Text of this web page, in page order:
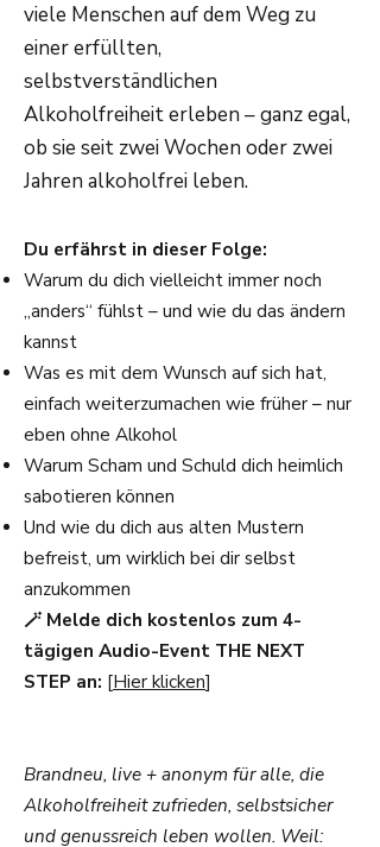
viele Menschen auf dem Weg zu
einer erfüllten,
selbstverständlichen
Alkoholfreiheit erleben – ganz egal,
ob sie seit zwei Wochen oder zwei
Jahren alkoholfrei leben.
Du erfährst in dieser Folge:
Warum du dich vielleicht immer noch
„anders“ fühlst – und wie du das ändern
kannst
Was es mit dem Wunsch auf sich hat,
einfach weiterzumachen wie früher – nur
eben ohne Alkohol
Warum Scham und Schuld dich heimlich
sabotieren können
Und wie du dich aus alten Mustern
befreist, um wirklich bei dir selbst
anzukommen
🪄 Melde dich kostenlos zum 4-
tägigen Audio-Event THE NEXT
STEP an: [Hier klicken]
Brandneu, live + anonym für alle, die
Alkoholfreiheit zufrieden, selbstsicher
und genussreich leben wollen. Weil: